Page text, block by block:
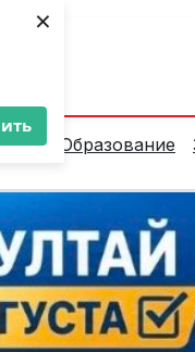
×
Образование